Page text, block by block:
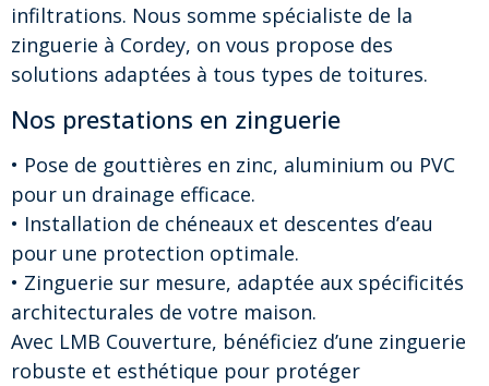
infiltrations. Nous somme spécialiste de la
zinguerie à Cordey, on vous propose des
solutions adaptées à tous types de toitures.
Nos prestations en zinguerie
• Pose de gouttières en zinc, aluminium ou PVC
pour un drainage efficace.
• Installation de chéneaux et descentes d’eau
pour une protection optimale.
• Zinguerie sur mesure, adaptée aux spécificités
architecturales de votre maison.
Avec LMB Couverture, bénéficiez d’une zinguerie
robuste et esthétique pour protéger